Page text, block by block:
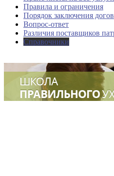
Правила и ограничения
Порядок заключения
Вопрос-ответ
Различия поставщиков
Справочники